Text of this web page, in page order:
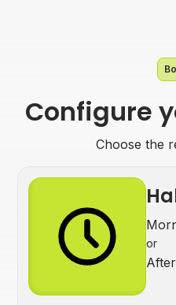
Configure
Choose the
or